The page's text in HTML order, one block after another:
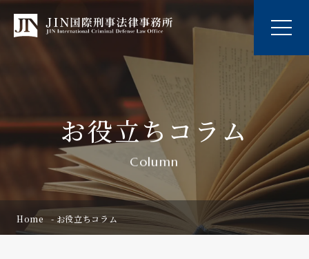
Home お役立ちコラム
お役立ちコラム
Column